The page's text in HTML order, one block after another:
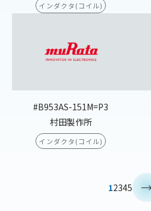
インダクタ(コイル)
#B953AS-151M=P3
村田製作所
インダクタ(コイル)
12345